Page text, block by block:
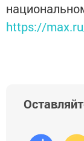
https://